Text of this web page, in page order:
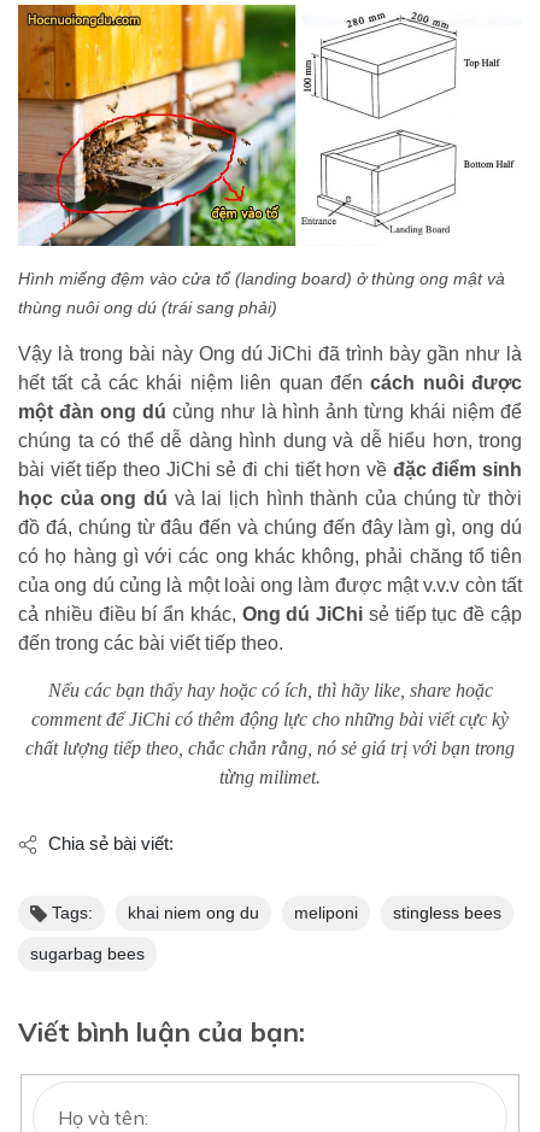
Hình miếng đệm vào cửa tổ (landing board) ở thùng ong mật và
thùng nuôi ong dú (trái sang phải)
Vậy là trong bài này Ong dú JiChi đã trình bày gần như là
hết tất cả các khái niệm liên quan đếncách nuôi được
một đàn ong dú củng như là hình ảnh từng khái niệm để
chúng ta có thể dễ dàng hình dung và dễ hiểu hơn, trong
bài viết tiếp theo JiChi sẻ đi chi tiết hơn về đặc điểm sinh
học của ong dú và lai lịch hình thành của chúng từ thời
đồ đá, chúng từ đâu đến và chúng đến đây làm gì, ong dú
có họ hàng gì với các ong khác không, phải chăng tổ tiên
của ong dú củng là một loài ong làm được mật v.v.v còn tất
cả nhiều điều bí ẩn khác, Ong dú JiChi sẻ tiếp tục đề cập
đến trong các bài viết tiếp theo.
Nếu các bạn thấy hay hoặc có ích, thì hãy like, share hoặc
comment để JiChi có thêm động lực cho những bài viết cực kỳ
chất lượng tiếp theo, chắc chắn rằng, nó sẻ giá trị với bạn trong
từng milimet.
Chia sẻ bài viết:
Tags: khai niem ong du meliponi stingless bees
sugarbag bees
Viết bình luận của bạn: